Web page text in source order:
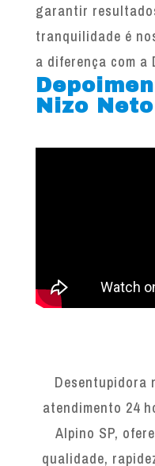
garantir
tranquilidade é
a diferença com a
Nizo Neto
Desentupidora
atendimento 24
Alpino SP,
qualidade,